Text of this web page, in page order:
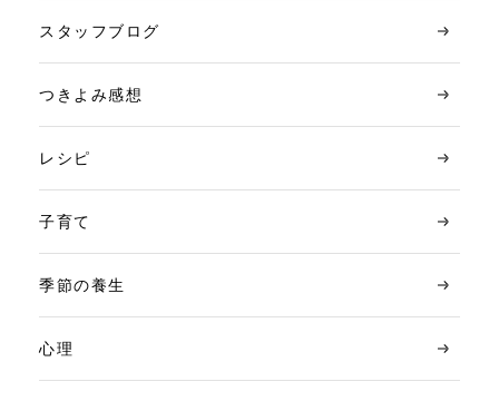
スタッフブログ
つきよみ感想
レシピ
子育て
季節の養生
心理